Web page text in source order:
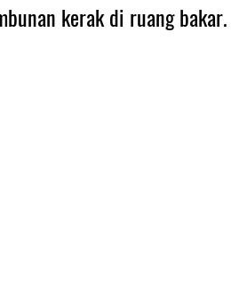
kerak di ruang bakar.